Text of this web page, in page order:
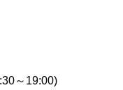
～19:00)